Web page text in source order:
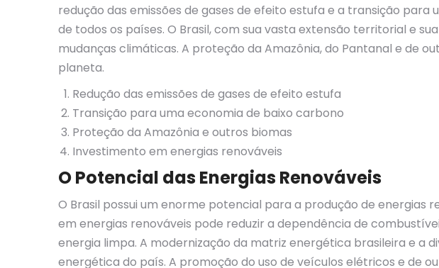
redução das emissões de gases de efeito estufa e a transição
de todos os países. O Brasil, com sua vasta extensão territorial e
mudanças climáticas. A proteção da Amazônia, do Pantanal e de
planeta.
Redução das emissões de gases de efeito estufa
Transição para uma economia de baixo carbono
Proteção da Amazônia e outros biomas
Investimento em energias renováveis
O Potencial das Energias Renováveis
O Brasil possui um enorme potencial para a produção de energias
em energias renováveis pode reduzir a dependência de
energia limpa. A modernização da matriz energética brasileira e a
energética do país. A promoção do uso de veículos elétricos e de